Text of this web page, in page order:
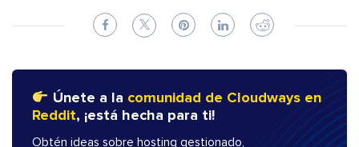
Únete a la comunidad de Cloudways en
Reddit, ¡está hecha para ti!
Obtén ideas sobre hosting gestionado,